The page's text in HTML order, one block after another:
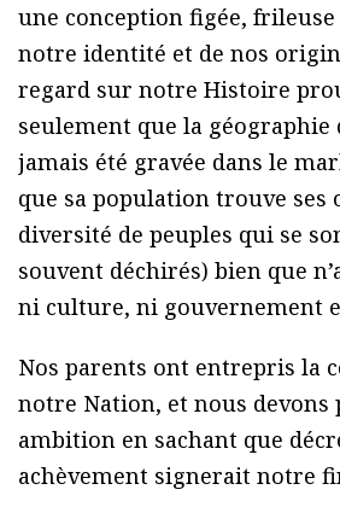
une conception figée, frileuse
notre identité et de nos
regard sur notre Histoire
seulement que la géographie
jamais été gravée dans le
que sa population trouve ses
diversité de peuples qui se
souvent déchirés) bien que
ni culture, ni gouvernement
Nos parents ont entrepris la
notre Nation, et nous
ambition en sachant que
achèvement signerait notre